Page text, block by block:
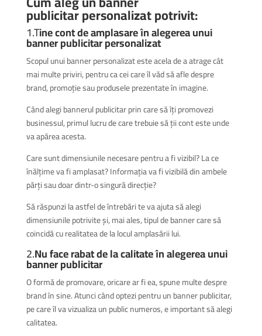
publicitarpersonalizatpotrivit:
1.Tine cont de amplasare în alegerea unui
banner publicitarpersonalizat
Scopul unui bannerpersonalizateste acela de a atrage cât
mai multe priviri, pentru ca cei care îl văd să afle despre
brand, promoție sau produsele prezentate în imagine.
Când alegi bannerul publicitar prin care să îți promovezi
businessul, primul lucru de care trebuie să ții cont este unde
va apărea acesta.
Care sunt dimensiunile necesare pentru a fi vizibil? La ce
înălțime va fi amplasat? Informația va fi vizibilă din ambele
părți sau doar dintr-o singură direcție?
Să răspunzi la astfel de întrebări te va ajuta să alegi
dimensiunile potrivite și, mai ales, tipul de banner care să
coincidă cu realitatea de la locul amplasării lui.
2.Nu face rabat de la calitate în alegerea unui
banner publicitar
O formă de promovare, oricare ar fi ea, spune multe despre
brand în sine. Atunci când optezi pentru un banner publicitar,
pe care îl va vizualiza un public numeros, e important să alegi
calitatea.